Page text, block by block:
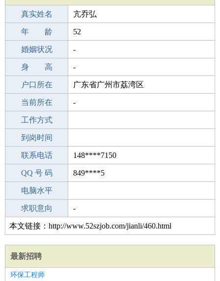
真实姓名 亢乔弘
性 别 男
年 龄 52
出生年月 1974-06-09
婚姻状况 -
学 历 专科
身 高 -
毕业学校 专科
户口所在 广东省广州市荔湾区
所学专业 -
当前所在 -
工作经验
工作方式
驾 照
到岗时间
期望月薪
联系电话 148****7150
手机号码 148****7150
QQ 号 码 849****5
微信号码
电脑水平
外语水平
求职意向 -
本文链接：http://www.52szjob.com/jianli/460.html
最新招聘
环保工程师